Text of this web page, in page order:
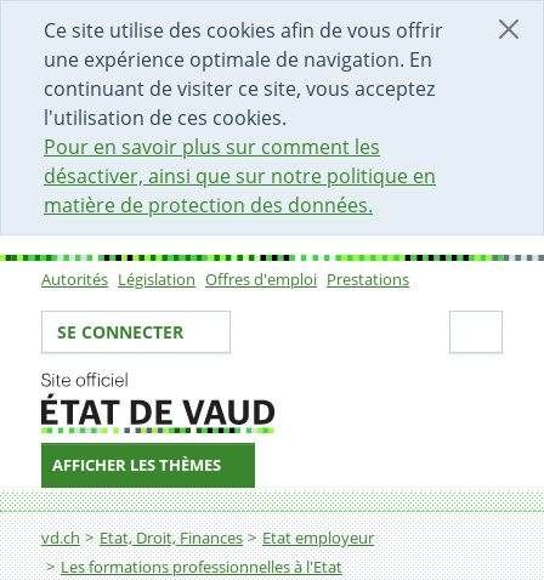
Ce site utilise des cookies afin de vous offrir
une expérience optimale de navigation. En
continuant de visiter ce site, vous acceptez
l'utilisation de ces cookies.
Pour en savoir plus sur comment les
désactiver, ainsi que sur notre politique en
matière de protection des données.
DÉBUT DU CONTENU DE LA PAGE
ACCÈS AU CHAMP DE RECHERCHE
PAGE D'ACCUEIL
FORMULAIRE DE CONTACT
Sous-navigation
Autorités Législation Offres d'emploi Prestations
Votre identité
SE CONNECTER
AFFICHER LES THÈMES
Fil d'Ariane
vd.ch Etat, Droit, Finances
Etat employeur
Les formations professionnelles à l'Etat
Cuisinier-ère